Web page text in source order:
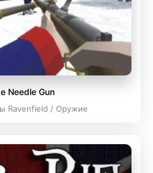
Needle Gun
Ravenfield / Оружие